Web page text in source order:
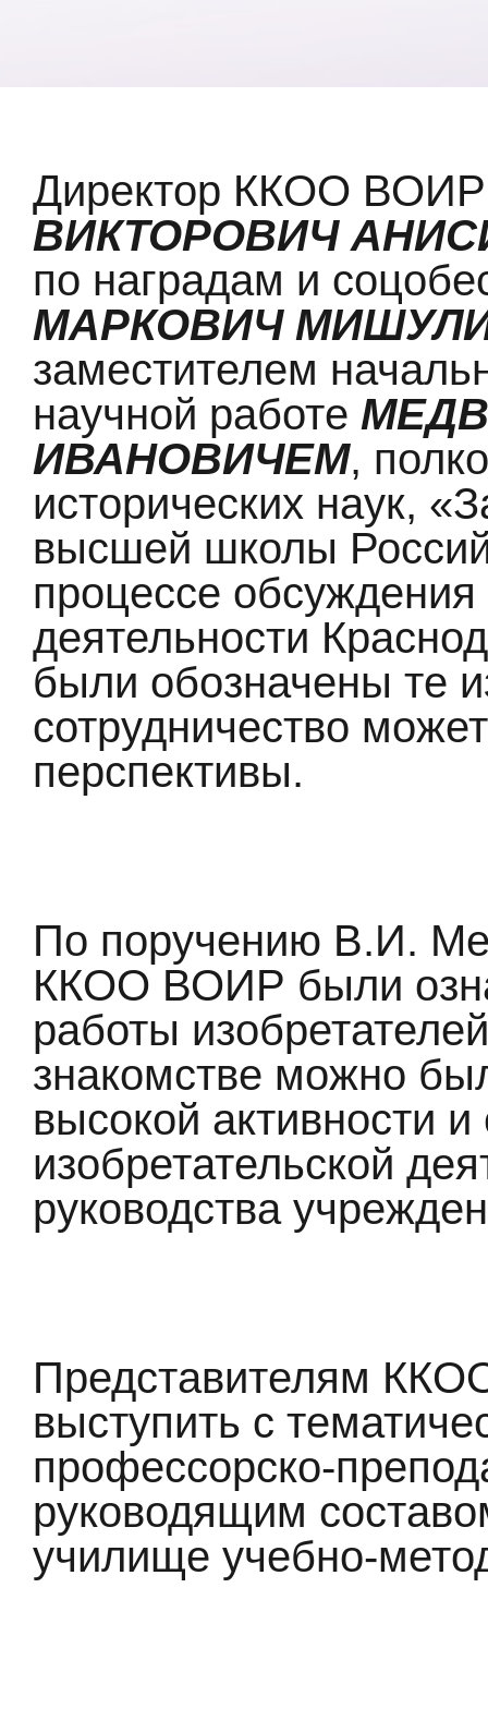
Директор ККОО
ВИКТОРОВИЧ
по наградам и
МАРКОВИЧ
заместителем
научной работе
ИВАНОВИЧЕМ,
исторических наук,
высшей школы
процессе
деятельности
были обозначены те
сотрудничество
перспективы.
По поручению В.И.
ККОО ВОИР были
работы
знакомстве можно
высокой активности
изобретательской
руководства
Представителям
выступить с
профессорско-
руководящим
училище учебно-